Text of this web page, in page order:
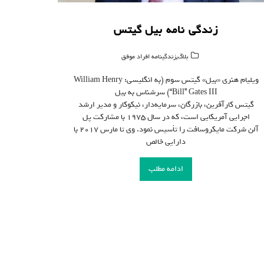
زندگی نامه بیل گیتس
بلاگ,زندگینامه افراد موفق
ویلیام هنری «بیل» گیتس سوم (به انگلیسی: William Henry
“Bill” Gates III) سرشناس به بیل
گیتس کارآفرین، بازرگان، سرمایه‌دار، نیکوکار و مدیر ارشد
اجرایی آمریکایی است، که در سال ۱۹۷۵ با مشارکت پل
آلن شرکت مایکروسافت را تأسیس نمود. وی تا مارس ۲۰۱۷ با
دارایی خالص
ادامه مطلب